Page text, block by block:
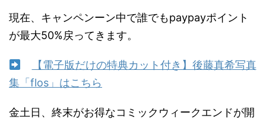
現在、キャンペンーン中で誰でもpaypayポイント
が最大50%戻ってきます。
【電子版だけの特典カット付き】後藤真希写真
集「flos」はこちら
金土日、終末がお得なコミックウィークエンドが開